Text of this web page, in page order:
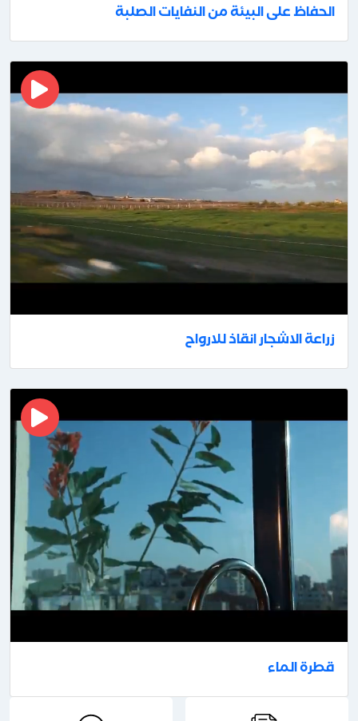
الحفاظ على البيئة من النفايات الصلبة
زراعة الاشجار انقاذ للارواح
قطرة الماء